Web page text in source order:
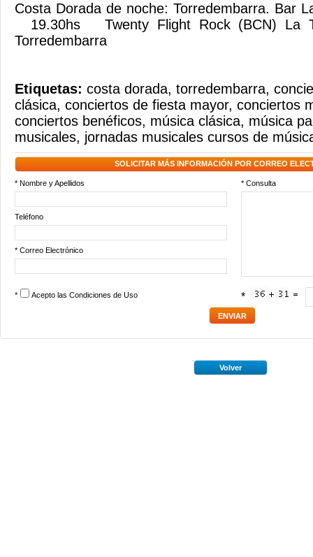
Costa Dorada de noche: Torredembarra. Bar
19.30hs Twenty Flight Rock (BCN) La
Torredembarra
Etiquetas: costa dorada, torredembarra,
clásica, conciertos de fiesta mayor, conciertos
conciertos benéficos, música clásica, música
musicales, jornadas musicales cursos de
SOLICITAR MÁS INFORMACIÓN POR CORREO
* Nombre y Apellidos * Consulta
Teléfono
* Correo Electrónico
* Acepto las Condiciones de Uso *
Volver